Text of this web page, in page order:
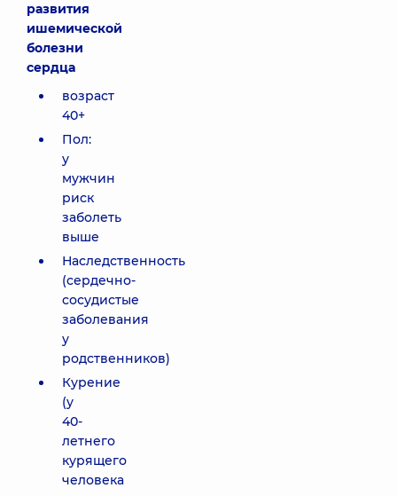
развития
ишемической
болезни
сердца
возраст
40+
Пол:
у
мужчин
риск
заболеть
выше
Наследственность
(сердечно-
сосудистые
заболевания
у
родственников)
Курение
(у
40-
летнего
курящего
человека